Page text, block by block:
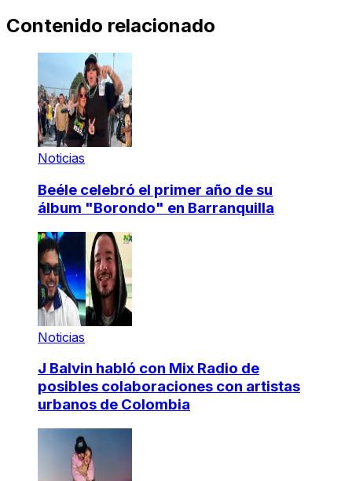
Contenido relacionado
Noticias
Beéle celebró el primer año de su
álbum "Borondo" en Barranquilla
Noticias
J Balvin habló con Mix Radio de
posibles colaboraciones con artistas
urbanos de Colombia